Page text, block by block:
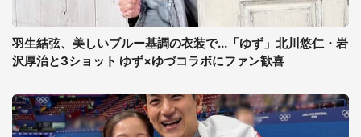
羽生結弦、美しいブルー基調の衣装で...「ゆず」北川悠仁・岩
沢厚治と3ショット ゆず×ゆづコラボにファン歓喜